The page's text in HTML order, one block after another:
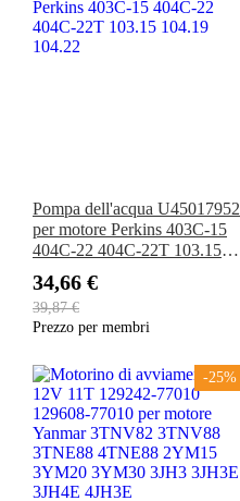
Pompa dell'acqua U45017952
per motore Perkins 403C-15
404C-22 404C-22T 103.15
34,66 €
39,87 €
Prezzo per membri
-25%